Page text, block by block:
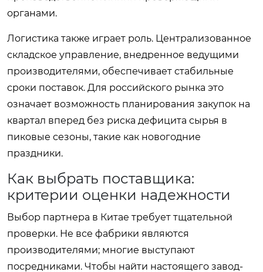
органами.
Логистика также играет роль. Централизованное
складское управление, внедренное ведущими
производителями, обеспечивает стабильные
сроки поставок. Для российского рынка это
означает возможность планирования закупок на
квартал вперед без риска дефицита сырья в
пиковые сезоны, такие как новогодние
праздники.
Как выбрать поставщика:
критерии оценки надежности
Выбор партнера в Китае требует тщательной
проверки. Не все фабрики являются
производителями; многие выступают
посредниками. Чтобы найти настоящего завод-